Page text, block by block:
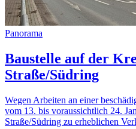
Panorama
Baustelle auf der
Straße/Südring
Wegen Arbeiten an einer
vom 13. bis voraussichtlich 24.
Straße/Südring zu erheblichen